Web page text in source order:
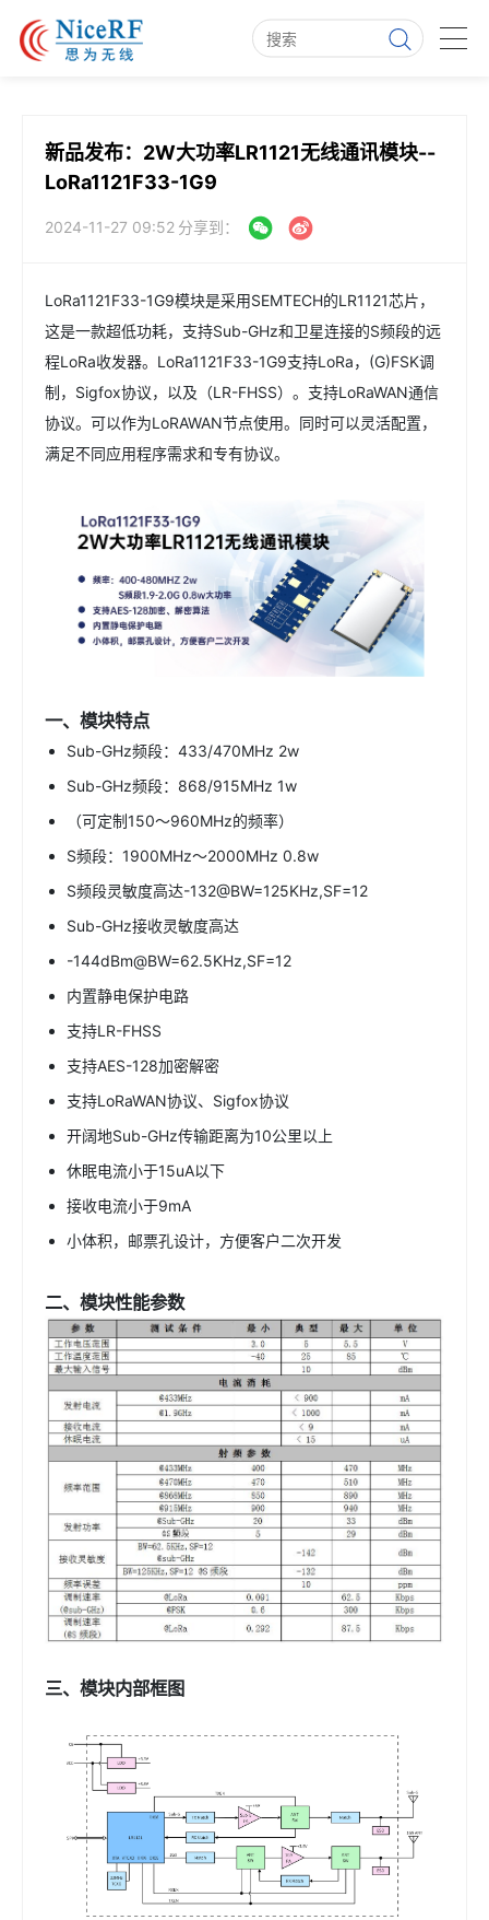
新品发布：2W大功率LR1121无线通讯模块--
LoRa1121F33-1G9
2024-11-27 09:52 分享到：
LoRa1121F33-1G9模块是采用SEMTECH的LR1121芯片，
这是一款超低功耗，支持Sub-GHz和卫星连接的S频段的远
程LoRa收发器。LoRa1121F33-1G9支持LoRa，(G)FSK调
制，Sigfox协议，以及（LR-FHSS）。支持LoRaWAN通信
协议。可以作为LoRAWAN节点使用。同时可以灵活配置，
满足不同应用程序需求和专有协议。
一、模块特点
Sub-GHz频段：433/470MHz 2w
Sub-GHz频段：868/915MHz 1w
（可定制150～960MHz的频率）
S频段：1900MHz～2000MHz 0.8w
S频段灵敏度高达-132@BW=125KHz,SF=12
Sub-GHz接收灵敏度高达
-144dBm@BW=62.5KHz,SF=12
内置静电保护电路
支持LR-FHSS
支持AES-128加密解密
支持LoRaWAN协议、Sigfox协议
开阔地Sub-GHz传输距离为10公里以上
休眠电流小于15uA以下
接收电流小于9mA
小体积，邮票孔设计，方便客户二次开发
二、模块性能参数
三、模块内部框图